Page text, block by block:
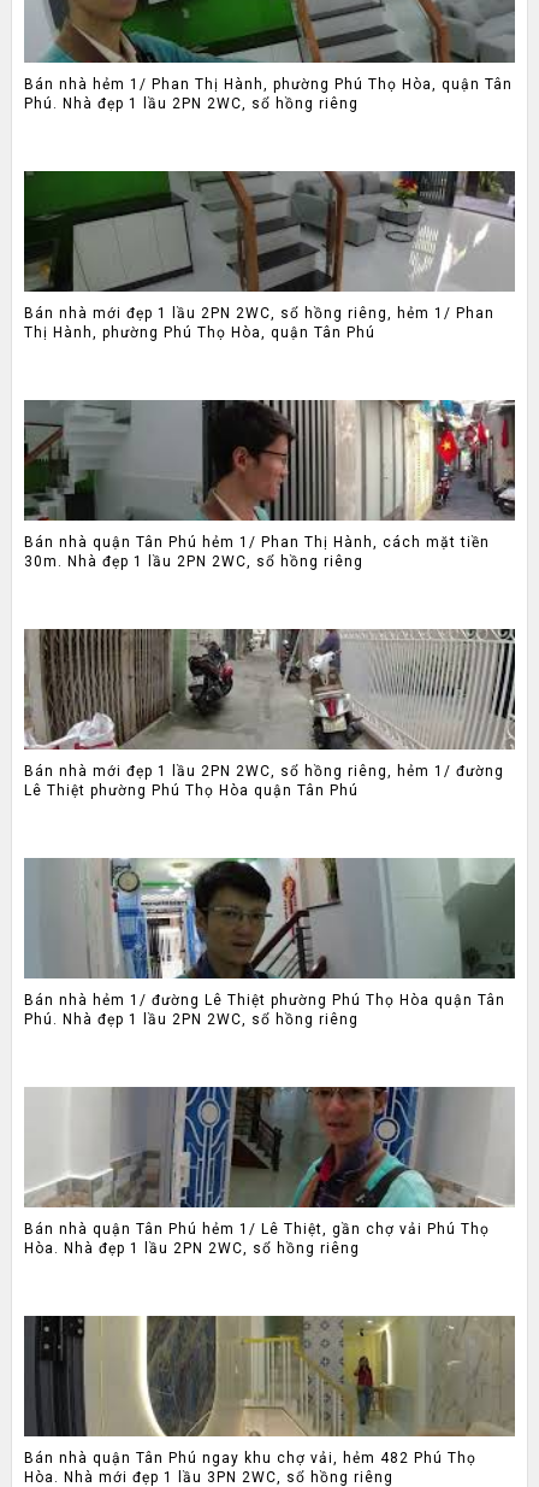
Bán nhà hẻm 1/ Phan Thị Hành, phường Phú Thọ Hòa, quận Tân
Phú. Nhà đẹp 1 lầu 2PN 2WC, sổ hồng riêng
Bán nhà mới đẹp 1 lầu 2PN 2WC, sổ hồng riêng, hẻm 1/ Phan
Thị Hành, phường Phú Thọ Hòa, quận Tân Phú
Bán nhà quận Tân Phú hẻm 1/ Phan Thị Hành, cách mặt tiền
30m. Nhà đẹp 1 lầu 2PN 2WC, sổ hồng riêng
Bán nhà mới đẹp 1 lầu 2PN 2WC, sổ hồng riêng, hẻm 1/ đường
Lê Thiệt phường Phú Thọ Hòa quận Tân Phú
Bán nhà hẻm 1/ đường Lê Thiệt phường Phú Thọ Hòa quận Tân
Phú. Nhà đẹp 1 lầu 2PN 2WC, sổ hồng riêng
Bán nhà quận Tân Phú hẻm 1/ Lê Thiệt, gần chợ vải Phú Thọ
Hòa. Nhà đẹp 1 lầu 2PN 2WC, sổ hồng riêng
Bán nhà quận Tân Phú ngay khu chợ vải, hẻm 482 Phú Thọ
Hòa. Nhà mới đẹp 1 lầu 3PN 2WC, sổ hồng riêng